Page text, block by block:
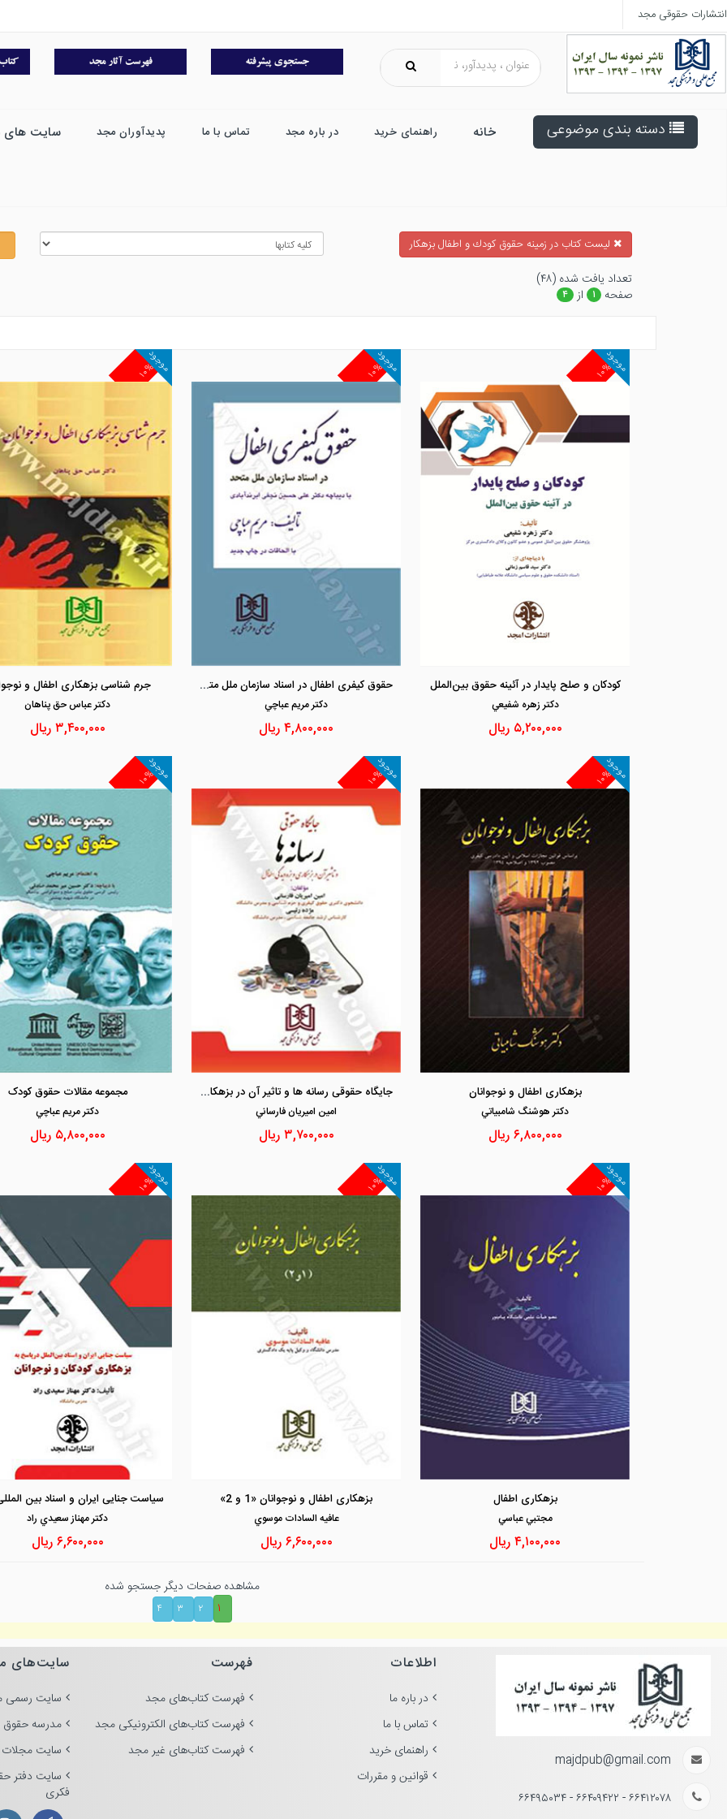
انتشارات حقوقی مجد
دسته بندی موضوعی خانه راهنمای خرید در باره مجد تماس با ما پدیدآوران مجد سایت های
ليست كتاب در زمينه حقوق كودك و اطفال بزهكار
تعداد يافت شده (۴۸)
صفحه
۱ از ۴
۱۰%
موجود
کودکان و صلح پایدار در آئینه حقوق بین‌الملل
دكتر زهره شفيعي
۵,۲۰۰,۰۰۰ ریال
۱۰%
موجود
حقوق کیفری اطفال در اسناد سازمان ملل متحد
دكتر مريم عباچي
۴,۸۰۰,۰۰۰ریال
۱۰%
موجود
جرم شناسی بزهکاری اطفال و
دكتر عباس حق پناهان
۳,۴۰۰,۰۰۰ریال
۱۰%
موجود
بزهکاری اطفال و نوجوانان
دكتر هوشنگ شامبياتي
۶,۸۰۰,۰۰۰ریال
۱۰%
موجود
مشاهده و خرید
جایگاه حقوقی رسانه ها و تاثیر آن در بزهکاری و بزه دیدگی اطفال
امين اميريان فارساني
۳,۷۰۰,۰۰۰ریال
۱۰%
موجود
مجموعه مقالات حقوق کودک
دكتر مريم عباچي
۵,۸۰۰,۰۰۰ ریال
۱۰%
موجود
بزهکاری اطفال
مجتبي عباسي
۴,۱۰۰,۰۰۰ریال
۱۰%
موجود
مشاهده و خرید
بزهکاری اطفال و نوجوانان «1 و 2»
عافيه السادات موسوي
۶,۶۰۰,۰۰۰ریال
۱۰%
موجود
دكتر مهناز سعيدي راد
۶,۶۰۰,۰۰۰ریال
مشاهده صفحات دیگر جستجو شده
۱
۲ ۳ ۴
majdpub@gmail.com
۶۶۴۱۲۰۷۸ - ۶۶۴۰۹۴۲۲ - ۶۶۴۹۵۰۳۴
اطلاعات
در باره ما
تماس با ما
راهنمای خرید
قوانین و مقررات
فهرست
فهرست کتاب‌های مجد
فهرست کتاب‌های الکترونیکی مجد
فهرست کتاب‌های غیر مجد
سایت‌های
سایت رسمی
مدرسه
سایت
سایت دفتر
فکری